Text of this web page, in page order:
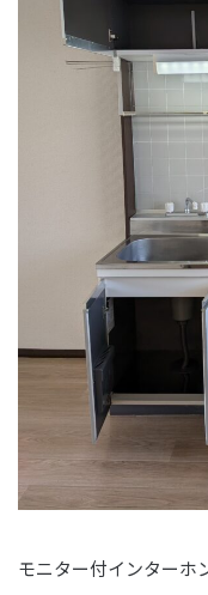
モニター付インターホ